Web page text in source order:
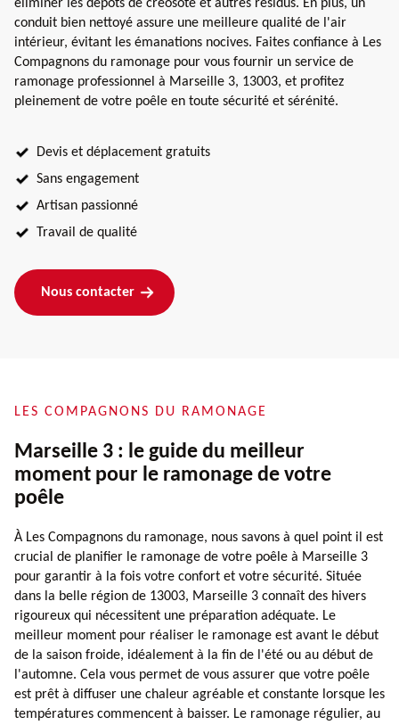
éliminer les dépôts de créosote et autres résidus. En plus, un
conduit bien nettoyé assure une meilleure qualité de l'air
intérieur, évitant les émanations nocives. Faites confiance à Les
Compagnons du ramonage pour vous fournir un service de
ramonage professionnel à Marseille 3, 13003, et profitez
pleinement de votre poêle en toute sécurité et sérénité.
Devis et déplacement gratuits
Sans engagement
Artisan passionné
Travail de qualité
Nous contacter
LES COMPAGNONS DU RAMONAGE
Marseille 3 : le guide du meilleur
moment pour le ramonage de votre
poêle
À Les Compagnons du ramonage, nous savons à quel point il est
crucial de planifier le ramonage de votre poêle à Marseille 3
pour garantir à la fois votre confort et votre sécurité. Située
dans la belle région de 13003, Marseille 3 connaît des hivers
rigoureux qui nécessitent une préparation adéquate. Le
meilleur moment pour réaliser le ramonage est avant le début
de la saison froide, idéalement à la fin de l'été ou au début de
l'automne. Cela vous permet de vous assurer que votre poêle
est prêt à diffuser une chaleur agréable et constante lorsque les
températures commencent à baisser. Le ramonage régulier, au